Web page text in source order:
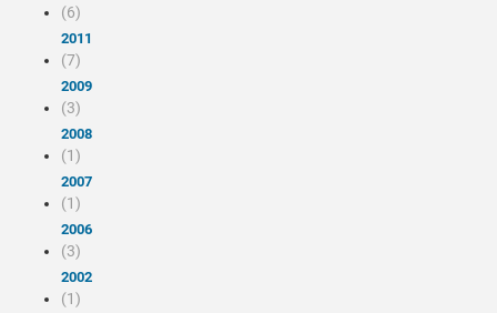
(6)
2011
(7)
2009
(3)
2008
(1)
2007
(1)
2006
(3)
2002
(1)